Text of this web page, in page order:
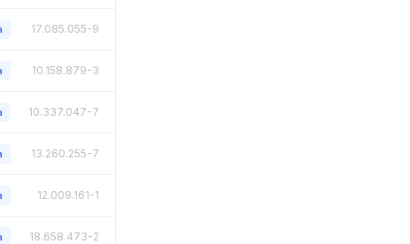
17.085.055-9
10.158.879-3
10.337.047-7
13.260.255-7
12.009.161-1
18.658.473-2